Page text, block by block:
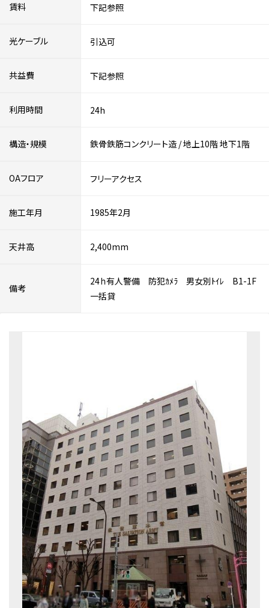
賃料 下記参照
光ケーブル 引込可
共益費 下記参照
利用時間 24h
構造・規模 鉄骨鉄筋コンクリート造 /地上10階地下1階
OAフロア フリーアクセス
施工年月 1985年2月
天井高 2,400mm
備考
24ｈ有人警備 防犯ｶﾒﾗ 男女別ﾄｲﾚ B1-1F
一括貸